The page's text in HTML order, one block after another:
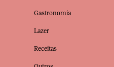
Gastronomia
Lazer
Receitas